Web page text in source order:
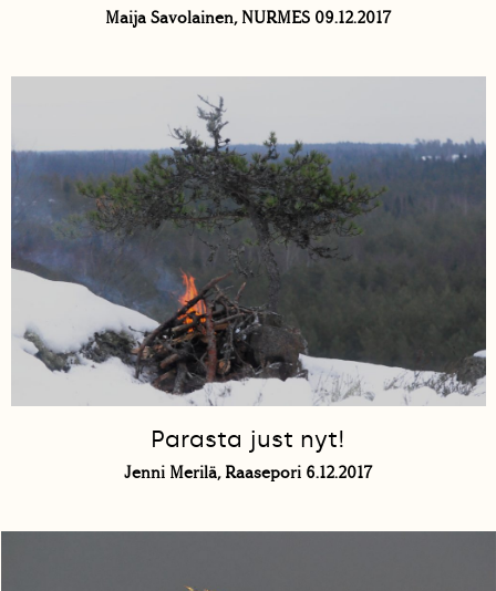
Maija Savolainen, NURMES 09.12.2017
Parasta just nyt!
Jenni Merilä, Raasepori 6.12.2017